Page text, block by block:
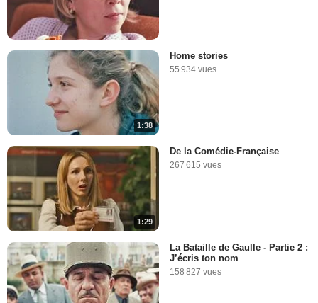
1:38
Home stories
55 934 vues
1:29
De la Comédie-Française
267 615 vues
La Bataille de Gaulle - Partie 2 :
J’écris ton nom
158 827 vues